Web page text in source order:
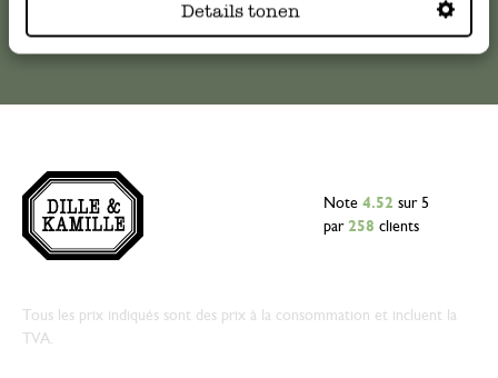
Details tonen
Note 4.52 sur 5
par 258 clients
Tous les prix indiqués sont des prix à la consommation et incluent la
TVA.